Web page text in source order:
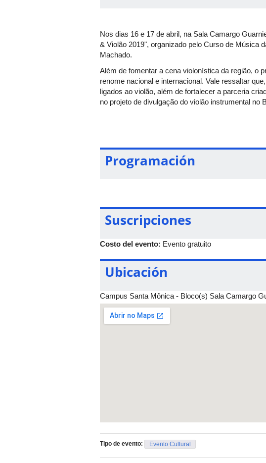
Nos dias 16 e 17 de abril, na Sala Camargo
& Violão 2019", organizado pelo Curso de Música
Machado.
Além de fomentar a cena violonística da região, o
renome nacional e internacional. Vale ressaltar
ligados ao violão, além de fortalecer a parceria
no projeto de divulgação do violão instrumental
E-mail:cultura@proex.ufu.br
Programación
Suscripciones
Costo del evento: Evento gratuito
Ubicación
Campus Santa Mônica - Bloco(s) Sala Camargo
Tipo de evento: Evento Cultural